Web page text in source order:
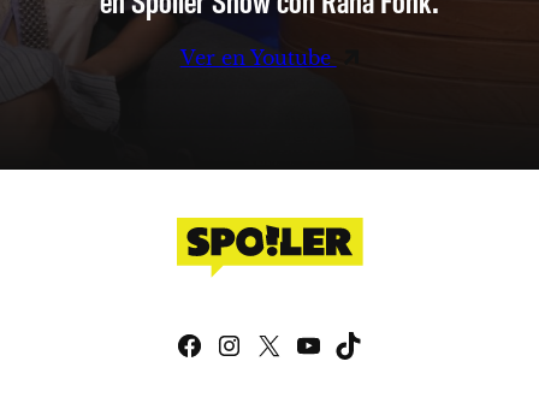
Ver en Youtube
Facebook
Instagram
X YouTube